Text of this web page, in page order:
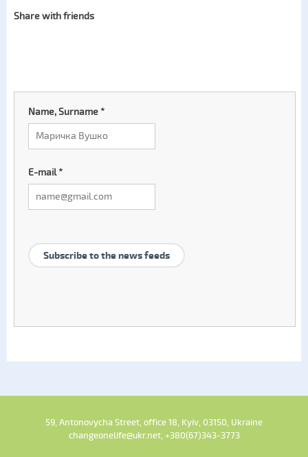
Share with friends
Name, Surname*
E-mail*
Subscribe to the news feeds
59, Antonovycha Street, office 18, Kyiv, 03150, Ukraine
changeonelife@ukr.net, +380(67)343-3773